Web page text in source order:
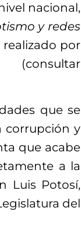
nacional,
y redes
realizado por
que se
corrupción y
que acabe
a la
Luis Potosí,
del